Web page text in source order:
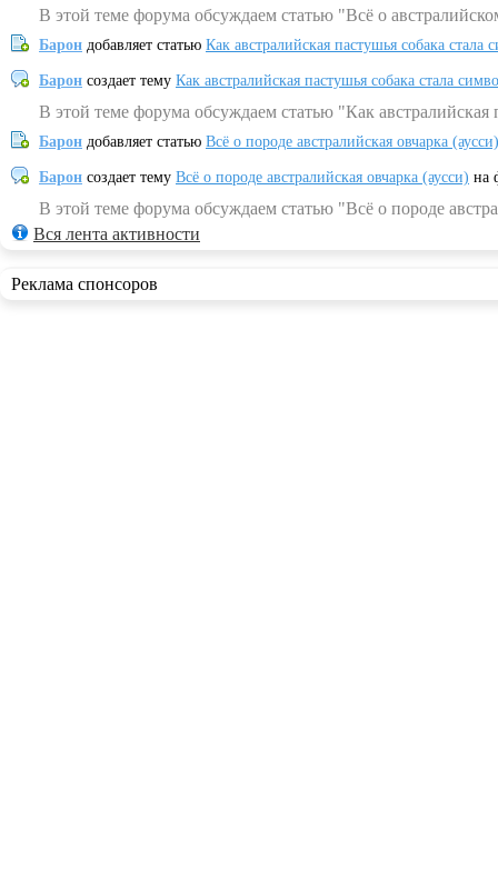
В этой теме форума обсуждаем статью "Всё о
Барон добавляет статью Как австралийская пастушья собака
Барон создает тему Как австралийская пастушья собака стала
В этой теме форума обсуждаем статью "Как
Барон добавляет статью Всё о породе австралийская овчарка (аусси)
Барон создает тему Всё о породе австралийская овчарка (аусси) на
В этой теме форума обсуждаем статью "Всё о породе
Вся лента активности
Реклама спонсоров